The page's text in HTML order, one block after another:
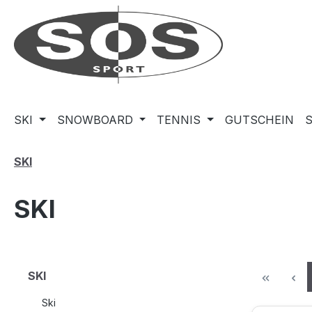
Hauptinhalt springen
Zur Suche springen
Zur Hauptnavigation springen
SKI SNOWBOARD TENNIS GUTSCHEIN
SKI
SKI
SKI
Ski